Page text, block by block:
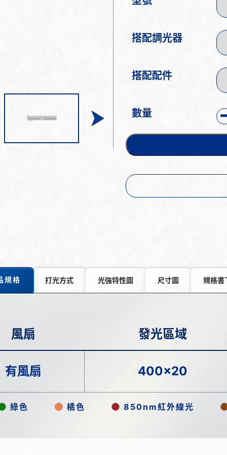
搭配調光器
搭配配件
數量
規格 打光方式 光強特性圖 尺寸圖 規格書
風扇 發光區域
有風扇 400x20
綠色 橘色 850nm紅外線光